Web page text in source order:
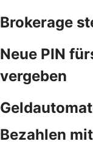
Brokerage
Neue PIN
vergeben
Bezahlen